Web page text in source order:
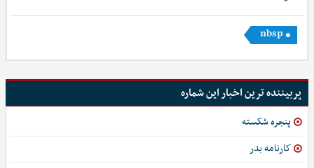
nbsp
پربیننده ترین اخبار این شماره
پنجره شکسته
کارنامه بدر